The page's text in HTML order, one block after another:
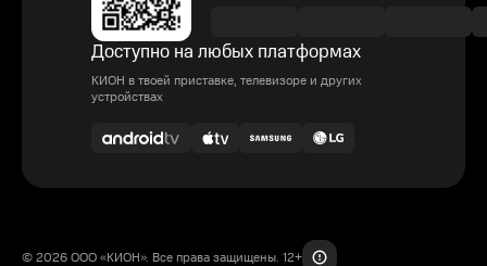
Доступно на любых платформах
КИОН в твоей приставке, телевизоре и других
устройствах
© 2026 ООО «КИОН». Все права защищены. 12+